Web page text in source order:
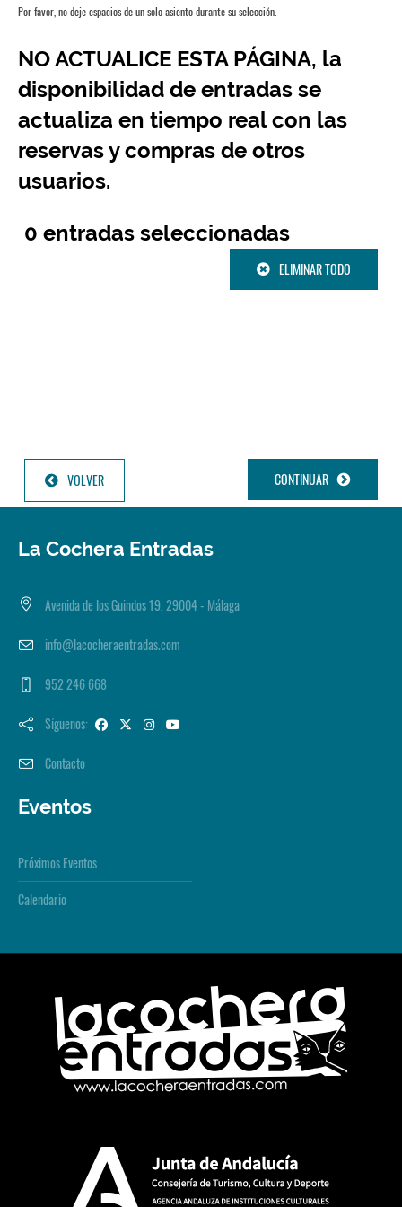

Por favor, no deje espacios de un solo asiento durante su selección.
NO ACTUALICE ESTA PÁGINA, la
disponibilidad de entradas se
actualiza en tiempo real con las
reservas y compras de otros
usuarios.
0 entradas seleccionadas
ELIMINAR TODO
VOLVER CONTINUAR
La Cochera Entradas
Avenida de los Guindos 19, 29004 - Málaga
info@lacocheraentradas.com
952 246 668
Síguenos:
Contacto
Eventos
Próximos Eventos
Calendario